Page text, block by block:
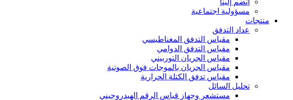
انضم إلينا
مسؤولية اجتماعية
منتجات
عداد التدفق
مقياس التدفق المغناطيسي
مقياس التدفق الدوامي
مقياس الجريان التوربيني
مقياس الجريان بالموجات فوق الصوتية
مقياس تدفق الكتلة الحرارية
تحليل السائل
مستشعر وجهاز قياس الرقم الهيدروجيني